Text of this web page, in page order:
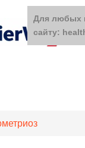
Для любых
сайту: